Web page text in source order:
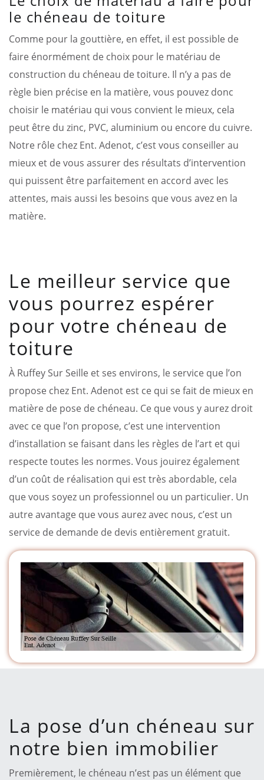
le chéneau de toiture
Comme pour la gouttière, en effet, il est possible de
faire énormément de choix pour le matériau de
construction du chéneau de toiture. Il n’y a pas de
règle bien précise en la matière, vous pouvez donc
choisir le matériau qui vous convient le mieux, cela
peut être du zinc, PVC, aluminium ou encore du cuivre.
Notre rôle chez Ent. Adenot, c’est vous conseiller au
mieux et de vous assurer des résultats d’intervention
qui puissent être parfaitement en accord avec les
attentes, mais aussi les besoins que vous avez en la
matière.
Le meilleur service que
vous pourrez espérer
pour votre chéneau de
toiture
À Ruffey Sur Seille et ses environs, le service que l’on
propose chez Ent. Adenot est ce qui se fait de mieux en
matière de pose de chéneau. Ce que vous y aurez droit
avec ce que l’on propose, c’est une intervention
d’installation se faisant dans les règles de l’art et qui
respecte toutes les normes. Vous jouirez également
d’un coût de réalisation qui est très abordable, cela
que vous soyez un professionnel ou un particulier. Un
autre avantage que vous aurez avec nous, c’est un
service de demande de devis entièrement gratuit.
La pose d’un chéneau sur
notre bien immobilier
Premièrement, le chéneau n’est pas un élément que